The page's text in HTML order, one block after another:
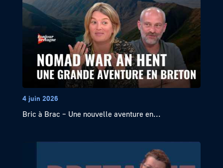
4 juin 2026
Bric à Brac – Une nouvelle aventure en...